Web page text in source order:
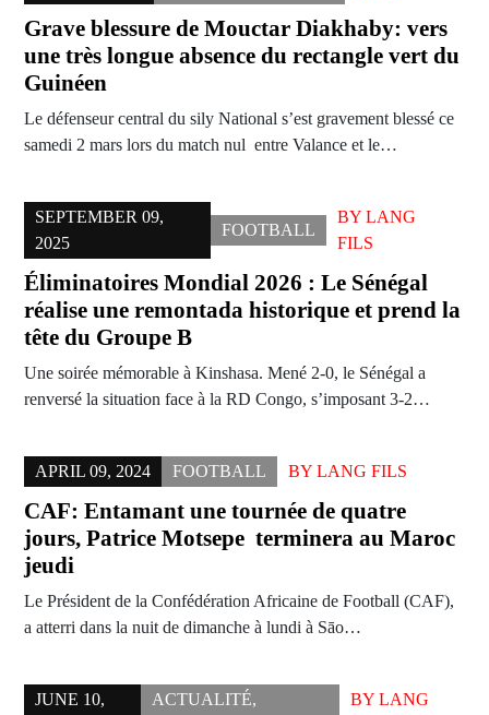
Grave blessure de Mouctar Diakhaby: vers
une très longue absence du rectangle vert du
Guinéen
Le défenseur central du sily National s’est gravement blessé ce
samedi 2 mars lors du match nul entre Valance et le…
SEPTEMBER 09,
2025
FOOTBALL
BYLANG
FILS
Éliminatoires Mondial 2026 : Le Sénégal
réalise une remontada historique et prend la
tête du Groupe B
Une soirée mémorable à Kinshasa. Mené 2-0, le Sénégal a
renversé la situation face à la RD Congo, s’imposant 3-2…
APRIL 09, 2024 FOOTBALL BY LANG FILS
CAF: Entamant une tournée de quatre
jours, Patrice Motsepe terminera au Maroc
jeudi
Le Président de la Confédération Africaine de Football (CAF),
a atterri dans la nuit de dimanche à lundi à Sāo…
JUNE 10,
ACTUALITÉ,
BYLANG